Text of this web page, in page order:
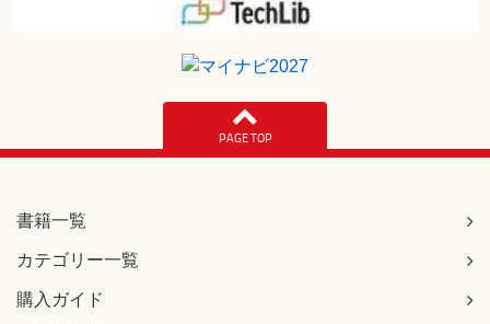
179ページ 本文上から8行目
「http://localhost:8080/example/RedirectServlet.java」に
「http://localhost:8080/example/RedirectServlet」にブラ
ウザ
197ページ リスト7-2、6行目、9行目
リクエストコープ
[正]
リクエストスコープ
PAGE TOP
書籍一覧
カテゴリー一覧
購入ガイド